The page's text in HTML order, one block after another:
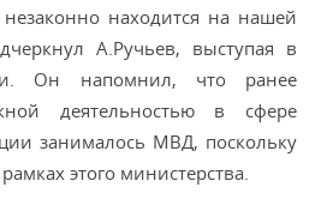
находится на нашей
А.Ручьев, выступая в
Он напомнил, что ранее
деятельностью в сфере
занималось МВД, поскольку
этого министерства.